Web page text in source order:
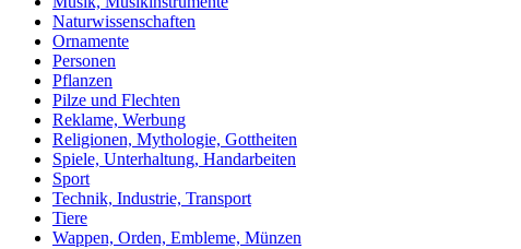
Naturwissenschaften
Ornamente
Personen
Pflanzen
Pilze und Flechten
Reklame, Werbung
Religionen, Mythologie, Gottheiten
Spiele, Unterhaltung, Handarbeiten
Sport
Technik, Industrie, Transport
Tiere
Wappen, Orden, Embleme, Münzen